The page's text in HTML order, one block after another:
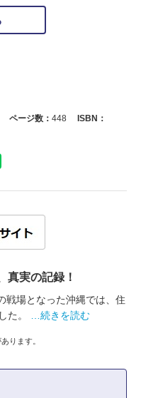
ページ数： 448
ISBN：
真実の記録！
戦場となった沖縄では、住
た。
…続きを読む
ります。